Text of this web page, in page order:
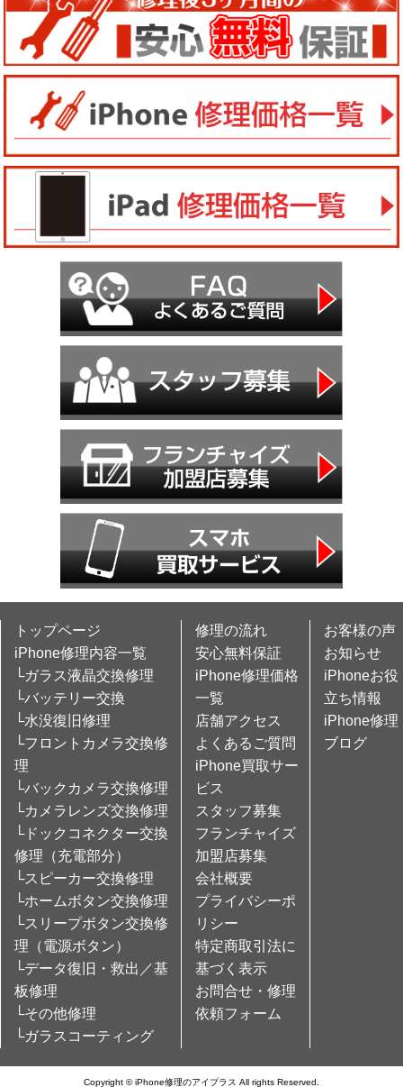
トップページ
iPhone修理内容一覧
└ガラス液晶交換修理
└バッテリー交換
└水没復旧修理
└フロントカメラ交換修
理
└バックカメラ交換修理
└カメラレンズ交換修理
└ドックコネクター交換
修理（充電部分）
└スピーカー交換修理
└ホームボタン交換修理
└スリープボタン交換修
理（電源ボタン）
└データ復旧・救出／基
板修理
└その他修理
└ガラスコーティング
修理の流れ
安心無料保証
iPhone修理価格
一覧
店舗アクセス
よくあるご質問
iPhone買取サー
ビス
スタッフ募集
フランチャイズ
加盟店募集
会社概要
プライバシーポ
リシー
特定商取引法に
基づく表示
お問合せ・修理
依頼フォーム
お客様の声
お知らせ
iPhoneお役
立ち情報
iPhone修理
ブログ
Copyright © iPhone修理のアイプラス All rights Reserved.